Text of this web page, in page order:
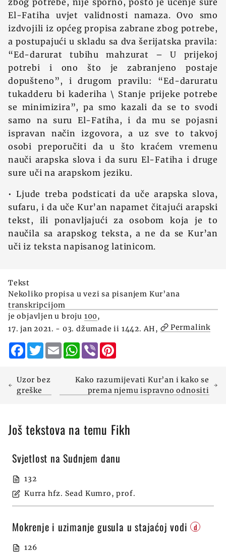
zbog potrebe, nije sporno, pošto je učenje sure
El-Fatiha uvjet validnosti namaza. Ovo smo
izdvojili iz općeg propisa zabrane zbog potrebe,
a postupajući u skladu sa dva šerijatska pravila:
“Ed-darurat tubihu mahzurat – U prijekoj
potrebi i ono što je zabranjeno postaje
dopušteno”, i drugom pravilu: “Ed-daruratu
tukadderu bi kaderiha \ Stanje prijeke potrebe
se minimizira”, pa smo kazali da se to svodi
samo na suru El-Fatiha, i da mu se pojasni
ispravan način izgovora, a uz sve to takvoj
osobi preporučiti da u što kraćem vremenu
nauči arapska slova i da suru El-Fatiha i druge
sure uči na arapskom jeziku.
• Ljude treba podsticati da uče arapska slova,
sufaru, i da uče Kur’an napamet čitajući arapski
tekst, ili ponavljajući za osobom koja je to
naučila sa arapskog teksta, a ne da se Kur’an
uči iz teksta napisanog latinicom.
Tekst
Nekoliko propisa u vezi sa pisanjem Kur’ana
transkripcijom
je objavljen u broju 100,
17. jan 2021. - 03. džumade ii 1442. AH,
Permalink
Facebook
TwitterEmailWhatsApp
Viber
Uzor bez
greške
Kako razumijevati Kur’an i kako se
prema njemu ispravno odnositi
Još tekstova na temu Fikh
Svjetlost na Sudnjem danu
132
Kurra hfz. Sead Kumro, prof.
Mokrenje i uzimanje gusula u stajaćoj vodi d
126